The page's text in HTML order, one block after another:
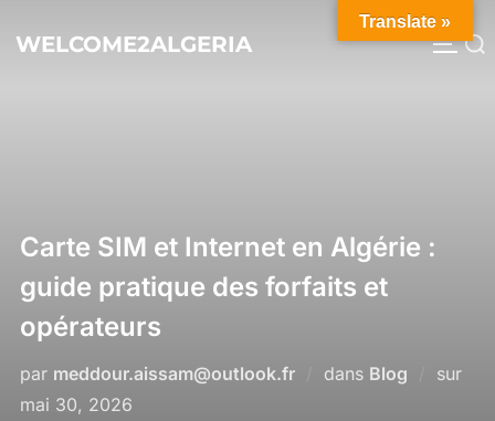
auWELCOME2ALGERIA Rechercher :
Carte SIM et Internet en Algérie :
guide pratique des forfaits et
opérateurs
par meddour.aissam@outlook.fr dans Blog sur
mai 30, 2026
Translate »